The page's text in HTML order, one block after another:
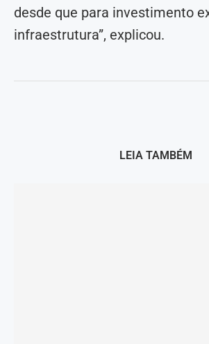
desde que para investimento
infraestrutura”, explicou.
LEIA TAMBÉM